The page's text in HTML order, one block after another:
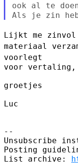
ook al te
Lijkt me zinvol
materiaal
voorlegt
voor
groetjes
Luc
--
Unsubscribe
Posting
List archive: